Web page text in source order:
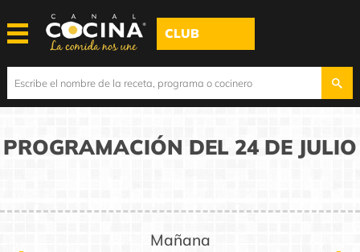
CLUB
PROGRAMACIÓN DEL 24 DE JULIO
Mañana